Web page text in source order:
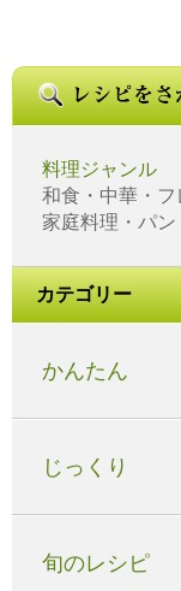
料理ジャンル
和食・中華・フ
家庭料理・パ
カテゴリー
かんたん
じっくり
旬のレシピ